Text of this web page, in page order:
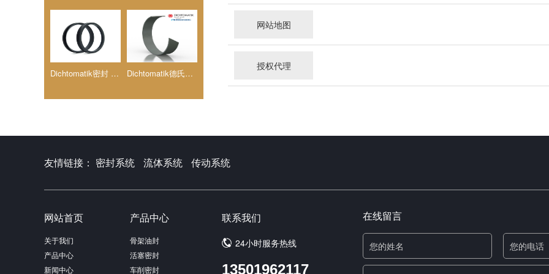
Dichtomatik密封 德氏封挡圈(DST) Dichtomatik德氏封弹力平垫(DFL)
网站地图
授权代理
友情链接： 密封系统 流体系统 传动系统
网站首页
关于我们
产品中心
新闻中心
产品中心
骨架油封
活塞密封
车削密封
联系我们
24小时服务热线
13501962117
在线留言